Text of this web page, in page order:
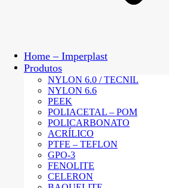
Home – Imperplast
Produtos
NYLON 6.0 / TECNIL
NYLON 6.6
PEEK
POLIACETAL – POM
POLICARBONATO
ACRÍLICO
PTFE – TEFLON
GPO-3
FENOLITE
CELERON